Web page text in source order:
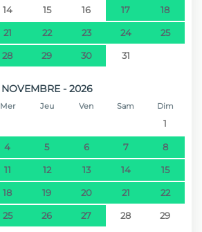
14 15 16 17 18
21 22 23 24 25
28 29 30 31
NOVEMBRE - 2026
Mer Jeu Ven Sam Dim
1
4 5 6 7 8
11 12 13 14 15
18 19 20 21 22
25 26 27 28 29